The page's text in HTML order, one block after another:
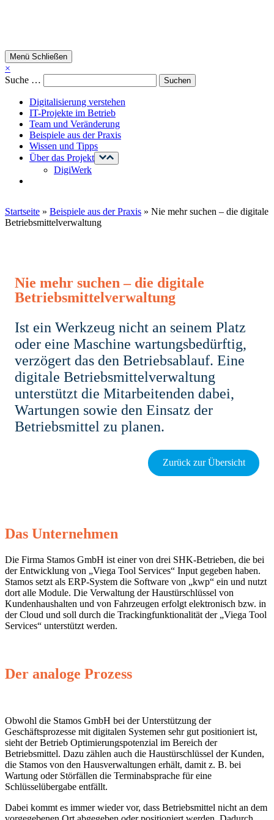
Handwerk
wird
digital
Menü Schließen
×
Suche …
Digitalisierung verstehen
IT-Projekte im Betrieb
Team und Veränderung
Beispiele aus der Praxis
Wissen und Tipps
Über das Projekt
Menü
öffnen
DigiWerk
Startseite » Beispiele aus der Praxis » Nie mehr suchen – die digitale
Betriebsmittelverwaltung
Nie mehr suchen – die digitale
Betriebsmittelverwaltung
Ist ein Werkzeug nicht an seinem Platz
oder eine Maschine wartungsbedürftig,
verzögert das den Betriebsablauf. Eine
digitale Betriebsmittelverwaltung
unterstützt die Mitarbeitenden dabei,
Wartungen sowie den Einsatz der
Betriebsmittel zu planen.
Zurück zur Übersicht
Das Unternehmen
Die Firma Stamos GmbH ist einer von drei SHK-Betrieben, die bei
der Entwicklung von „Viega Tool Services“ Input gegeben haben.
Stamos setzt als ERP-System die Software von „kwp“ ein und nutzt
dort alle Module. Die Verwaltung der Haustürschlüssel von
Kundenhaushalten und von Fahrzeugen erfolgt elektronisch bzw. in
der Cloud und soll durch die Trackingfunktionalität der „Viega Tool
Services“ unterstützt werden.
Der analoge Prozess
Obwohl die Stamos GmbH bei der Unterstützung der
Geschäftsprozesse mit digitalen Systemen sehr gut positioniert ist,
sieht der Betrieb Optimierungspotenzial im Bereich der
Betriebsmittel. Dazu zählen auch die Haustürschlüssel der Kunden,
die Stamos von den Hausverwaltungen erhält, damit z. B. bei
Wartung oder Störfällen die Terminabsprache für eine
Schlüsselübergabe entfällt.
Dabei kommt es immer wieder vor, dass Betriebsmittel nicht an dem